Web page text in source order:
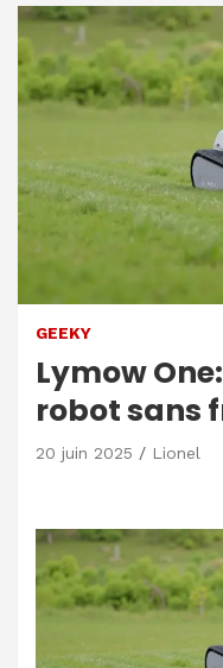
GEEKY
Lymow
robot sans
20 juin 2025 Lionel